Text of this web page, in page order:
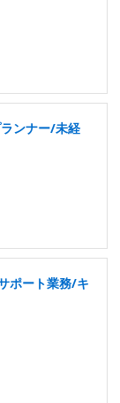
ンナー/未経
ポート業務/キ